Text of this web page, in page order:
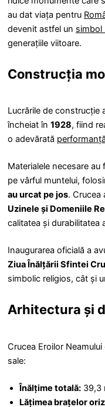
au dat viața pentru
devenit astfel un simbol
generațiile viitoare.
Construcția
Lucrările de construcție
încheiat în 1928, fiind
o adevărată performanță
Materialele necesare
pe vârful muntelui,
au urcat pe jos. Crucea
Uzinele și Domeniile
calitatea și durabilitatea
Inaugurarea oficială a
Ziua Înălțării Sfintei
simbolic religios, cât și
Arhitectura și
Crucea Eroilor
sale:
Înălțime totală: 39,3
Lățimea brațelor